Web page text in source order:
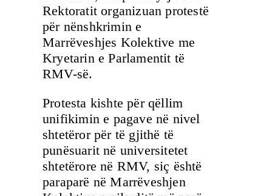
Rektoratit organizuan protestë
për nënshkrimin e
Marrëveshjes Kolektive me
Kryetarin e Parlamentit të
RMV-së.
Protesta kishte për qëllim
unifikimin e pagave në nivel
shtetëror për të gjithë të
punësuarit në universitetet
shtetërore në RMV, siç është
paraparë në Marrëveshjen